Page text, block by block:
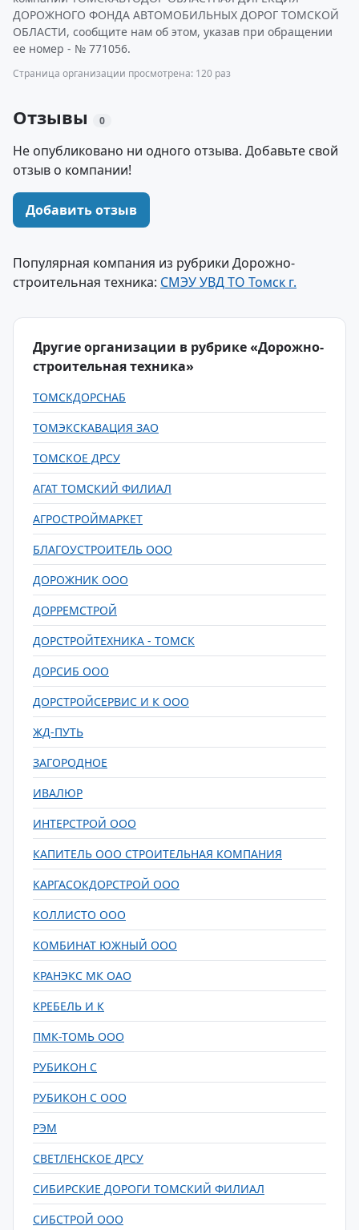
ДОРОЖНОГО ФОНДА АВТОМОБИЛЬНЫХ ДОРОГ ТОМСКОЙ
ОБЛАСТИ, сообщите нам об этом, указав при обращении
ее номер - № 771056.
Страница организации просмотрена: 120 раз
Отзывы 0
Не опубликовано ни одного отзыва. Добавьте свой
отзыв о компании!
Добавить отзыв
Популярная компания из рубрики Дорожно-
строительная техника: СМЭУ УВД ТО Томск г.
Другие организации в рубрике «Дорожно-
строительная техника»
ТОМСКДОРСНАБ
ТОМЭКСКАВАЦИЯ ЗАО
ТОМСКОЕ ДРСУ
АГАТ ТОМСКИЙ ФИЛИАЛ
АГРОСТРОЙМАРКЕТ
БЛАГОУСТРОИТЕЛЬ ООО
ДОРОЖНИК ООО
ДОРРЕМСТРОЙ
ДОРСТРОЙТЕХНИКА - ТОМСК
ДОРСИБ ООО
ДОРСТРОЙСЕРВИС И К ООО
ЖД-ПУТЬ
ЗАГОРОДНОЕ
ИВАЛЮР
ИНТЕРСТРОЙ ООО
КАПИТЕЛЬ ООО СТРОИТЕЛЬНАЯ КОМПАНИЯ
КАРГАСОКДОРСТРОЙ ООО
КОЛЛИСТО ООО
КОМБИНАТ ЮЖНЫЙ ООО
КРАНЭКС МК ОАО
КРЕБЕЛЬ И К
ПМК-ТОМЬ ООО
РУБИКОН С
РУБИКОН С ООО
РЭМ
СВЕТЛЕНСКОЕ ДРСУ
СИБИРСКИЕ ДОРОГИ ТОМСКИЙ ФИЛИАЛ
СИБСТРОЙ ООО